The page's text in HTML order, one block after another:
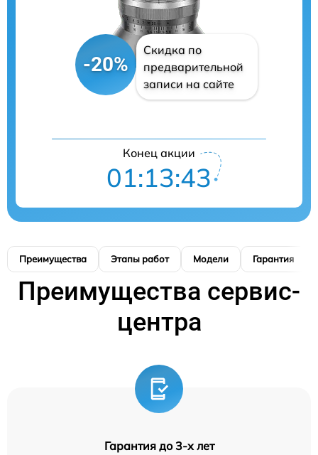
-20%
Скидка по
предварительной
записи на сайте
Конец акции
01:13:42
Преимущества Этапы работ Модели Гарантия
Преимущества сервис-
центра
Гарантия до 3-х лет